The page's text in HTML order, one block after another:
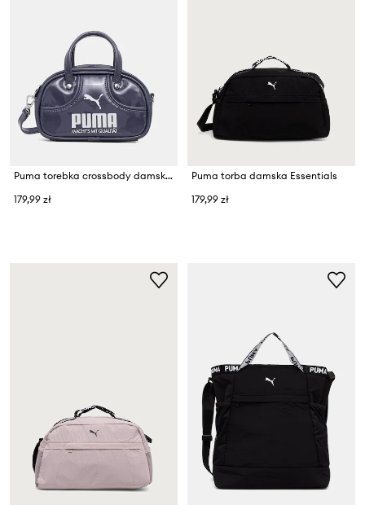
Puma torebka crossbody damska 1976 Micro Grip
179,99 zł
Puma torba damska Essentials
179,99 zł